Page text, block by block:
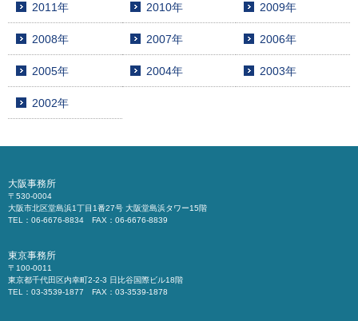
2011年 2010年 2009年
2008年 2007年 2006年
2005年 2004年 2003年
2002年
大阪事務所
〒530-0004
大阪市北区堂島浜1丁目1番27号 大阪堂島浜タワー15階
TEL：06-6676-8834 FAX：06-6676-8839
東京事務所
〒100-0011
東京都千代田区内幸町2-2-3 日比谷国際ビル18階
TEL：03-3539-1877 FAX：03-3539-1878